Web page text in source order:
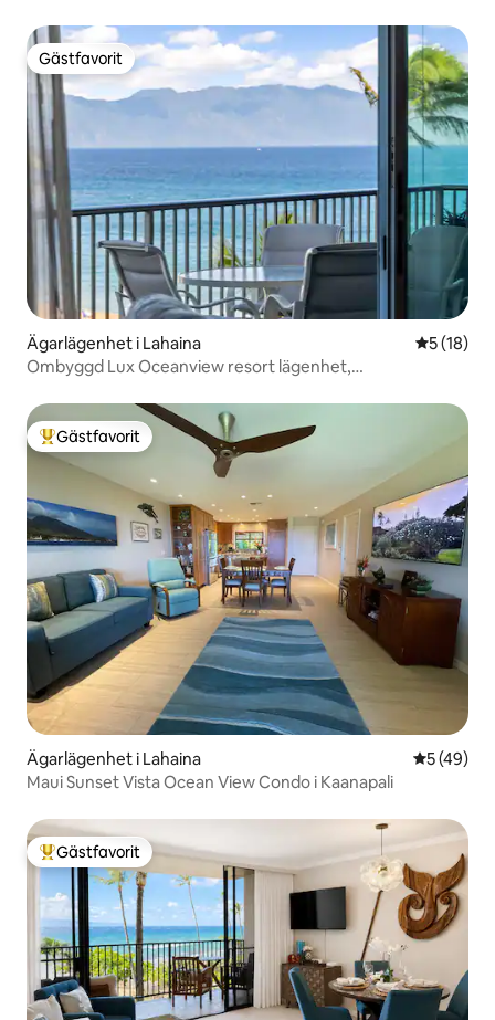
Gästfavorit
Gästfavorit
Ägarlägenhet i Lahaina 5 av 5 i
5 (18)
Ombyggd Lux Oceanview resort lägenhet,
Populär gästfavorit
Gästfavorit
Ägarlägenhet i Lahaina 5 av 5 i
5 (49)
Maui Sunset Vista Ocean View Condo i Kaanapali
Populär gästfavorit
Gästfavorit